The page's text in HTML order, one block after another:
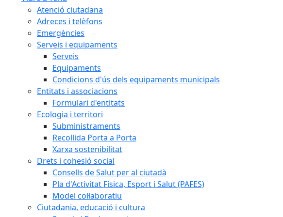
Atenció ciutadana
Adreces i telèfons
Emergències
Serveis i equipaments
Serveis
Equipaments
Condicions d'ús dels equipaments municipals
Entitats i associacions
Formulari d'entitats
Ecologia i territori
Subministraments
Recollida Porta a Porta
Xarxa sostenibilitat
Drets i cohesió social
Consells de Salut per al ciutadà
Pla d'Activitat Física, Esport i Salut (PAFES)
Model col·laboratiu
Ciutadania, educació i cultura